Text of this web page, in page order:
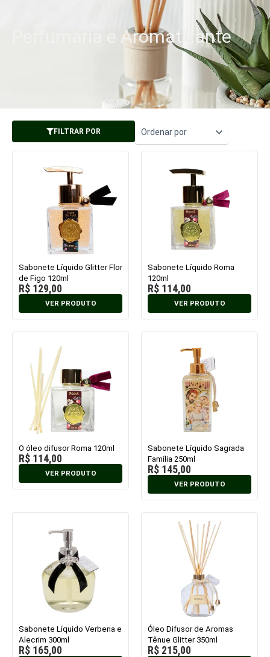
Perfumaria e Aromatizante
FILTRAR POR
Sabonete Líquido Glitter Flor
de Figo 120ml
R$ 129,00
VER PRODUTO
Sabonete Líquido Roma
120ml
R$ 114,00
VER PRODUTO
O óleo difusor Roma 120ml
R$ 114,00
VER PRODUTO
Sabonete Líquido Sagrada
Família 250ml
R$ 145,00
VER PRODUTO
Sabonete Líquido Verbena e
Alecrim 300ml
R$ 165,00
Óleo Difusor de Aromas
Tênue Glitter 350ml
R$ 215,00